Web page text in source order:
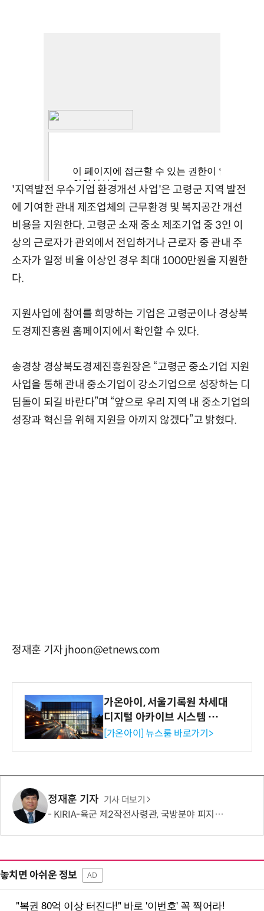
'지역발전 우수기업 환경개선 사업'은 고령군 지역 발전
에 기여한 관내 제조업체의 근무환경 및 복지공간 개선
비용을 지원한다. 고령군 소재 중소 제조기업 중 3인 이
상의 근로자가 관외에서 전입하거나 근로자 중 관내 주
소자가 일정 비율 이상인 경우 최대 1000만원을 지원한
다.
지원사업에 참여를 희망하는 기업은 고령군이나 경상북
도경제진흥원 홈페이지 에서 확인할 수 있다.
송경창 경상북도경제진흥원장은 “고령군 중소기업 지원
사업을 통해 관내 중소기업이 강소기업으로 성장하는 디
딤돌이 되길 바란다”며 “앞으로 우리 지역 내 중소기업의
성장과 혁신을 위해 지원을 아끼지 않겠다”고 밝혔다.
정재훈 기자 jhoon@etnews.com
가온아이, 서울기록원 차세대
디지털 아카이브 시스템 구축
수행
[가온아이] 뉴스룸 바로가기>
정재훈 기자 기사 더보기
KIRIA-육군 제2작전사령관, 국방분야 피지컬 AI기반 로봇전환 확산 간담회
놓치면 아쉬운 정보 AD